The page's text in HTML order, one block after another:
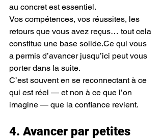
au concret est essentiel.
Vos compétences, vos réussites, les
retours que vous avez reçus… tout cela
constitue une base solide.Ce qui vous
a permis d’avancer jusqu’ici peut vous
porter dans la suite.
C’est souvent en se reconnectant à ce
qui est réel — et non à ce que l’on
imagine — que la confiance revient.
4. Avancer par petites